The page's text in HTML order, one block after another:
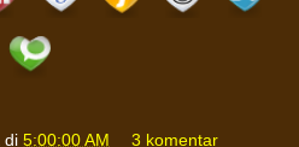
di 5:00:00 AM 3 komentar